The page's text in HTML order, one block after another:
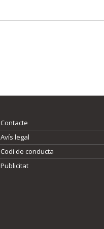
Contacte
Avís legal
Codi de conducta
Publicitat